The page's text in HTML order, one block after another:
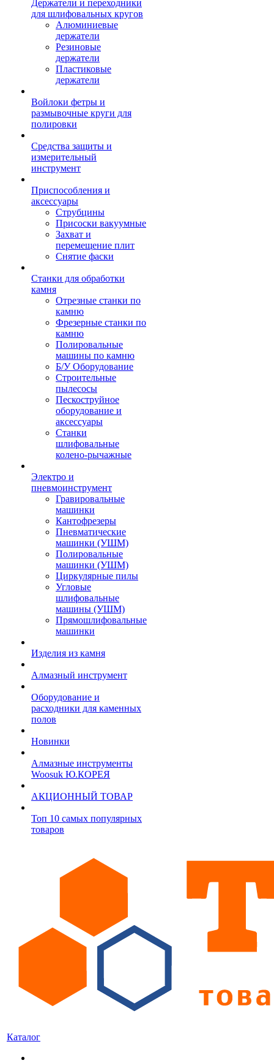
Держатели и переходники
для шлифовальных кругов
Алюминиевые
держатели
Резиновые
держатели
Пластиковые
держатели
Войлоки фетры и
размывочные круги для
полировки
Средства защиты и
измерительный
инструмент
Приспособления и
аксессуары
Струбцины
Присоски вакуумные
Захват и
перемещение плит
Снятие фаски
Станки для обработки
камня
Отрезные станки по
камню
Фрезерные станки по
камню
Полировальные
машины по камню
Б/У Оборудование
Строительные
пылесосы
Пескоструйное
оборудование и
аксессуары
Станки
шлифовальные
колено-рычажные
Электро и
пневмоинструмент
Гравировальные
машинки
Кантофрезеры
Пневматические
машинки (УШМ)
Полировальные
машинки (УШМ)
Циркулярные пилы
Угловые
шлифовальные
машины (УШМ)
Прямошлифовальные
машинки
Изделия из камня
Алмазный инструмент
Оборудование и
расходники для каменных
полов
Новинки
Алмазные инструменты
Woosuk Ю.КОРЕЯ
АКЦИОННЫЙ ТОВАР
Топ 10 самых популярных
товаров
Каталог